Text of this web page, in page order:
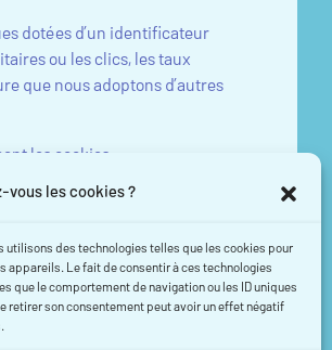
vous les cookies ?
utilisons des technologies telles que les cookies pour
Le fait de consentir à ces technologies
que le comportement de navigation ou les ID uniques
retirer son consentement peut avoir un effet négatif
dotées d’un identificateur
ou les clics, les taux
que nous adoptons d’autres
les cookies.
Safari).
communiquer avec